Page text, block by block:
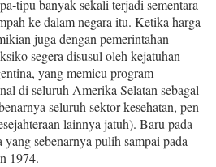
banyak sekali ter­jadi sementara
ke dalam negara itu. Ketika harga
juga dengan pe­merintahan
segera disusul oleh ke­jatuhan
yang memicu program
di seluruh Amerika Selatan sebagal
seluruh sektor kesehatan, pen­
lainnya jatuh). Baru pada
sebenarnya pulih sampai pada
1974.